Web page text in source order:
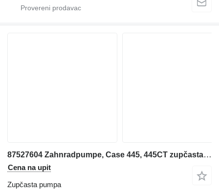
87527604 Zahnradpumpe, Case 445, 445CT zupčasta pumpa za Case 445, 445CT mini utovarivača
Cena na upit
Zupčasta pumpa